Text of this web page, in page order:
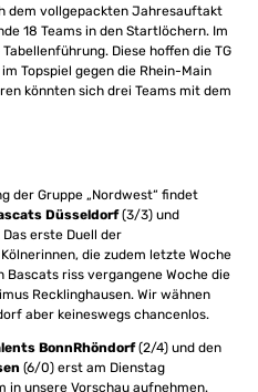
dem vollgepackten Jahresauftakt
18 Teams in den Startlöchern. Im
Diese hoffen die TG
Topspiel gegen die Rhein-Main
könnten sich drei Teams mit dem
der Gruppe „Nordwest“ findet
Düsseldorf(3/3) und
erste Duell der
die zudem letzte Woche
Bascats riss vergangene Woche die
Recklinghausen. Wir wähnen
aber keineswegs chancenlos.
BonnRhöndorf(2/4) und den
(6/0) erst am Dienstag
unsere Vorschau aufnehmen.